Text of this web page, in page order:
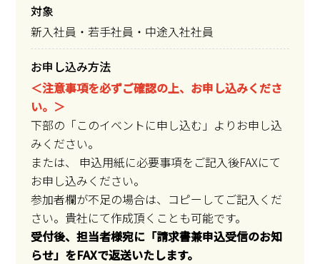
対象
新入社員・若手社員・中途入社社員
お申し込み方法
＜注意事項を必ずご確認の上、お申し込みくださ
い。＞
下部の「このイベントに申し込む」よりお申し込
みください。
または、 申込用紙に必要事項をご記入後FAXにて
お申し込みください。
参加者欄が不足の場合は、コピーしてご記入くだ
さい。貴社にて作成頂くことも可能です。
受付後、担当者様宛に「請求書兼申込受信のお知
らせ」をFAXで返送いたします。